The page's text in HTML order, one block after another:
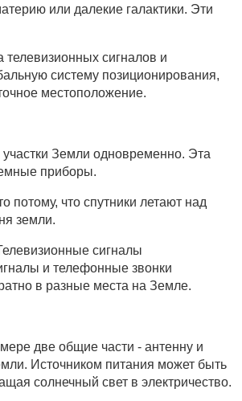
или далекие галактики. Эти
телевизионных сигналов и
систему позиционирования,
местоположение.
Земли одновременно. Эта
приборы.
потому, что спутники летают над
земли.
сигналы
и телефонные звонки
в разные места на Земле.
две общие части - антенну и
Источником питания может быть
солнечный свет в электричество.